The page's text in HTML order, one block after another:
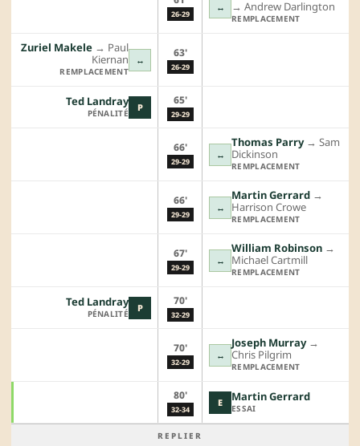
26-29
↔
→︎ Andrew Darlington
REMPLACEMENT
↔
Zuriel Makele →︎ Paul
Kiernan
REMPLACEMENT
63'
26-29
P
Ted Landray
PÉNALITÉ
65'
29-29
66'
29-29
↔
Thomas Parry→︎ Sam
Dickinson
REMPLACEMENT
66'
29-29
↔
Martin Gerrard →︎
Harrison Crowe
REMPLACEMENT
67'
29-29
↔
William Robinson →︎
Michael Cartmill
REMPLACEMENT
P
Ted Landray
PÉNALITÉ
70'
32-29
70'
32-29
↔
Joseph Murray→︎
Chris Pilgrim
REMPLACEMENT
80'
32-34
E Martin Gerrard
ESSAI
REPLIER